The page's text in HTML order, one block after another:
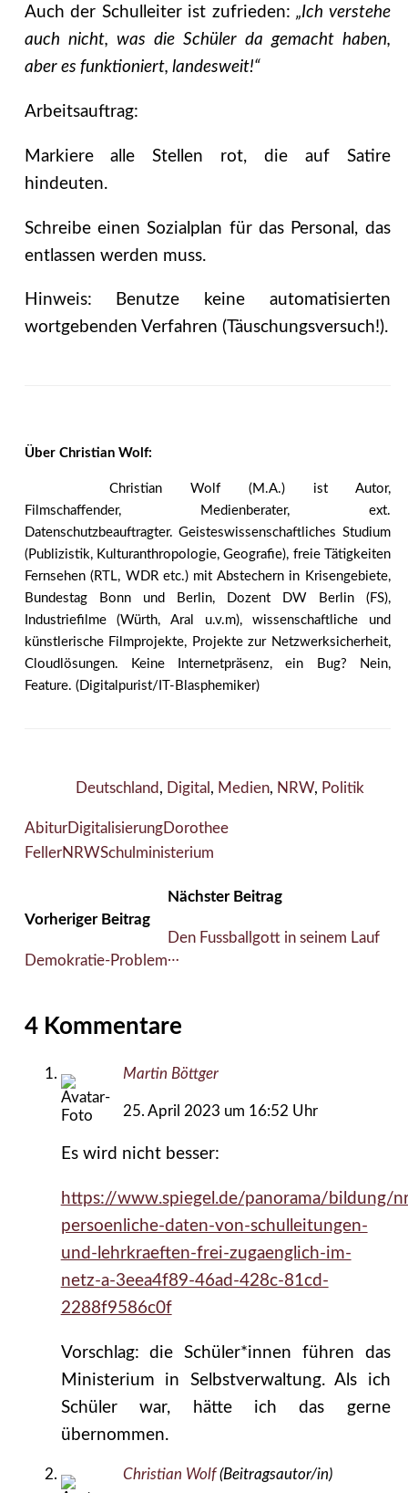
Auch der Schulleiter ist zufrieden:„Ich verstehe
auch nicht, was die Schüler da gemacht haben,
aber es funktioniert, landesweit!“
Arbeitsauftrag:
Markiere alle Stellen rot, die auf Satire
hindeuten.
Schreibe einen Sozialplan für das Personal, das
entlassen werden muss.
Hinweis: Benutze keine automatisierten
wortgebenden Verfahren (Täuschungsversuch!).
Über Christian Wolf:
Christian Wolf (M.A.) ist Autor,
Filmschaffender, Medienberater, ext.
Datenschutzbeauftragter. Geisteswissenschaftliches Studium
(Publizistik, Kulturanthropologie, Geografie), freie Tätigkeiten
Fernsehen (RTL, WDR etc.) mit Abstechern in Krisengebiete,
Bundestag Bonn und Berlin, Dozent DW Berlin (FS),
Industriefilme (Würth, Aral u.v.m), wissenschaftliche und
künstlerische Filmprojekte, Projekte zur Netzwerksicherheit,
Cloudlösungen. Keine Internetpräsenz, ein Bug? Nein,
Feature. (Digitalpurist/IT-Blasphemiker)
Deutschland , Digital , Medien, NRW, Politik
AbiturDigitalisierungDorothee
FellerNRWSchulministerium
Vorheriger Beitrag
Demokratie-Problem
Nächster Beitrag
Den Fussballgott in seinem Lauf
…
4 Kommentare
Martin Böttger
25. April 2023 um 16:52 Uhr
Es wird nicht besser:
https://www.spiegel.de/panorama/bildung/
persoenliche-daten-von-schulleitungen-
und-lehrkraeften-frei-zugaenglich-im-
netz-a-3eea4f89-46ad-428c-81cd-
2288f9586c0f
Vorschlag: die Schüler*innen führen das
Ministerium in Selbstverwaltung. Als ich
Schüler war, hätte ich das gerne
übernommen.
Christian Wolf (Beitragsautor/in)